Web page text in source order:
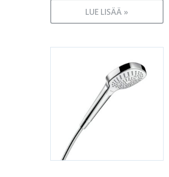
LUE LISÄÄ »